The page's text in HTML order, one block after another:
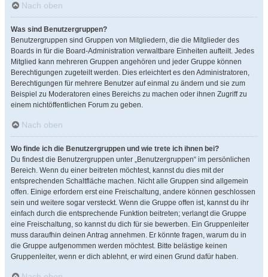
Nach oben
Was sind Benutzergruppen?
Benutzergruppen sind Gruppen von Mitgliedern, die die Mitglieder des
Boards in für die Board-Administration verwaltbare Einheiten aufteilt. Jedes
Mitglied kann mehreren Gruppen angehören und jeder Gruppe können
Berechtigungen zugeteilt werden. Dies erleichtert es den Administratoren,
Berechtigungen für mehrere Benutzer auf einmal zu ändern und sie zum
Beispiel zu Moderatoren eines Bereichs zu machen oder ihnen Zugriff zu
einem nichtöffentlichen Forum zu geben.
Nach oben
Wo finde ich die Benutzergruppen und wie trete ich ihnen bei?
Du findest die Benutzergruppen unter „Benutzergruppen“ im persönlichen
Bereich. Wenn du einer beitreten möchtest, kannst du dies mit der
entsprechenden Schaltfläche machen. Nicht alle Gruppen sind allgemein
offen. Einige erfordern erst eine Freischaltung, andere können geschlossen
sein und weitere sogar versteckt. Wenn die Gruppe offen ist, kannst du ihr
einfach durch die entsprechende Funktion beitreten; verlangt die Gruppe
eine Freischaltung, so kannst du dich für sie bewerben. Ein Gruppenleiter
muss daraufhin deinen Antrag annehmen. Er könnte fragen, warum du in
die Gruppe aufgenommen werden möchtest. Bitte belästige keinen
Gruppenleiter, wenn er dich ablehnt, er wird einen Grund dafür haben.